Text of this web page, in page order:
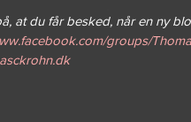
at du får besked, når en ny
groups/